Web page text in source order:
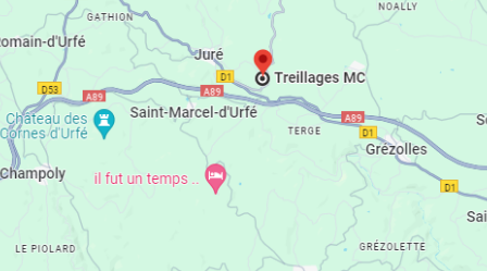
Couverture
Charpente
Bardage
Terrasse bois